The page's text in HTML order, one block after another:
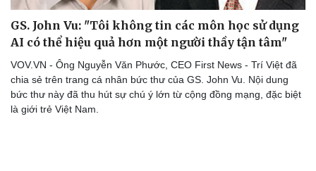
GS. John Vu: "Tôi không tin các môn học sử dụng
AI có thể hiệu quả hơn một người thầy tận tâm"
VOV.VN - Ông Nguyễn Văn Phước, CEO First News - Trí Việt đã
chia sẻ trên trang cá nhân bức thư của GS. John Vu. Nội dung
bức thư này đã thu hút sự chú ý lớn từ cộng đồng mạng, đặc biệt
là giới trẻ Việt Nam.